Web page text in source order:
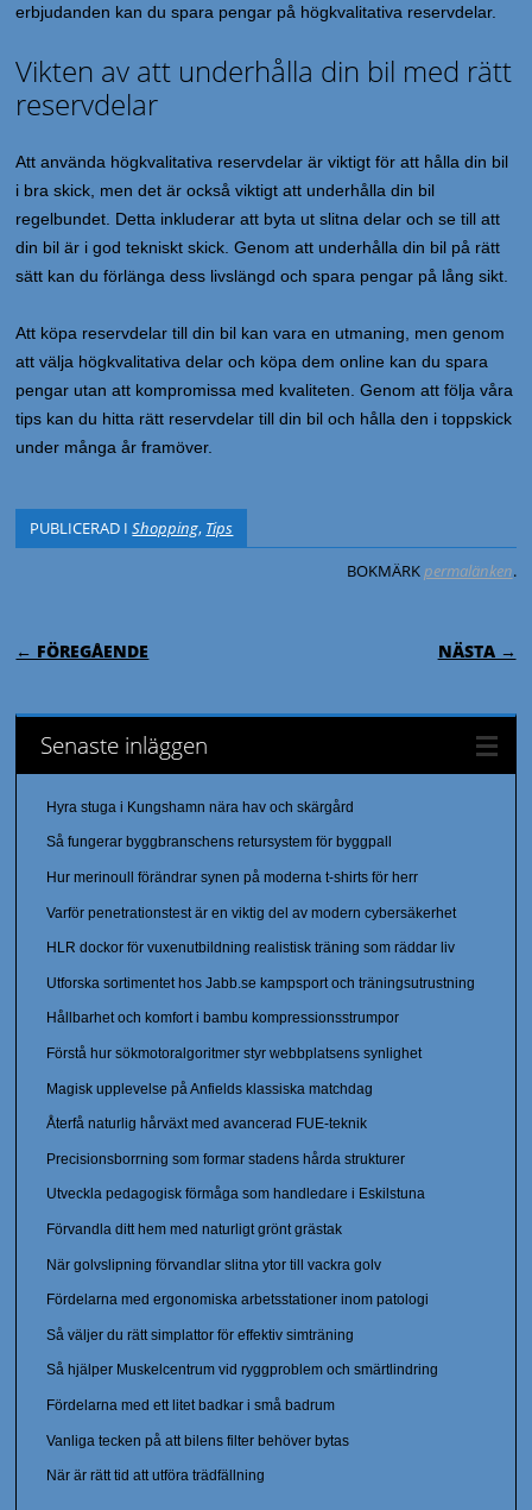
erbjudanden kan du spara pengar på högkvalitativa reservdelar.
Vikten av att underhålla din bil med rätt
reservdelar
Att använda högkvalitativa reservdelar är viktigt för att hålla din bil
i bra skick, men det är också viktigt att underhålla din bil
regelbundet. Detta inkluderar att byta ut slitna delar och se till att
din bil är i god tekniskt skick. Genom att underhålla din bil på rätt
sätt kan du förlänga dess livslängd och spara pengar på lång sikt.
Att köpa reservdelar till din bil kan vara en utmaning, men genom
att välja högkvalitativa delar och köpa dem online kan du spara
pengar utan att kompromissa med kvaliteten. Genom att följa våra
tips kan du hitta rätt reservdelar till din bil och hålla den i toppskick
under många år framöver.
PUBLICERAD IShopping, Tips
BOKMÄRKpermalänken.
INLÄGGSNAVIGERING
← FÖREGÅENDE NÄSTA →
Senaste inläggen
Hyra stuga i Kungshamn nära hav och skärgård
Så fungerar byggbranschens retursystem för byggpall
Hur merinoull förändrar synen på moderna t-shirts för herr
Varför penetrationstest är en viktig del av modern cybersäkerhet
HLR dockor för vuxenutbildning realistisk träning som räddar liv
Utforska sortimentet hos Jabb.se kampsport och träningsutrustning
Hållbarhet och komfort i bambu kompressionsstrumpor
Förstå hur sökmotoralgoritmer styr webbplatsens synlighet
Magisk upplevelse på Anfields klassiska matchdag
Återfå naturlig hårväxt med avancerad FUE-teknik
Precisionsborrning som formar stadens hårda strukturer
Utveckla pedagogisk förmåga som handledare i Eskilstuna
Förvandla ditt hem med naturligt grönt grästak
När golvslipning förvandlar slitna ytor till vackra golv
Fördelarna med ergonomiska arbetsstationer inom patologi
Så väljer du rätt simplattor för effektiv simträning
Så hjälper Muskelcentrum vid ryggproblem och smärtlindring
Fördelarna med ett litet badkar i små badrum
Vanliga tecken på att bilens filter behöver bytas
När är rätt tid att utföra trädfällning